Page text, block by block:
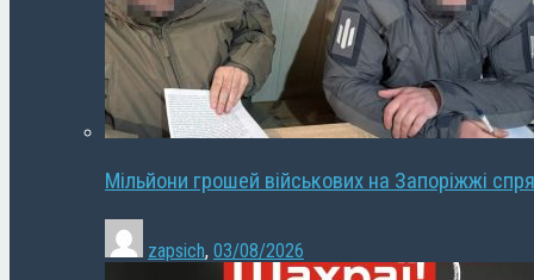
Мільйони грошей військових на Запоріжжі
zapsich, 03/08/2026